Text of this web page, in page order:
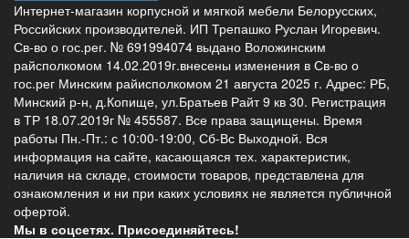
Интернет-магазин корпусной и мягкой мебели Белорусских,
Российских производителей. ИП Трепашко Руслан Игоревич.
Св-во о гос.рег. № 691994074 выдано Воложинским
райсполкомом 14.02.2019г.внесены изменения в Св-во о
гос.рег Минским райисполкомом 21 августа 2025 г. Адрес: РБ,
Минский р-н, д.Копище, ул.Братьев Райт 9 кв 30. Регистрация
в ТР 18.07.2019г № 455587. Все права защищены. Время
работы Пн.-Пт.: с 10:00-19:00, Сб-Вс Выходной. Вся
информация на сайте, касающаяся тех. характеристик,
наличия на складе, стоимости товаров, представлена для
ознакомления и ни при каких условиях не является публичной
офертой.
Мы в соцсетях. Присоединяйтесь!